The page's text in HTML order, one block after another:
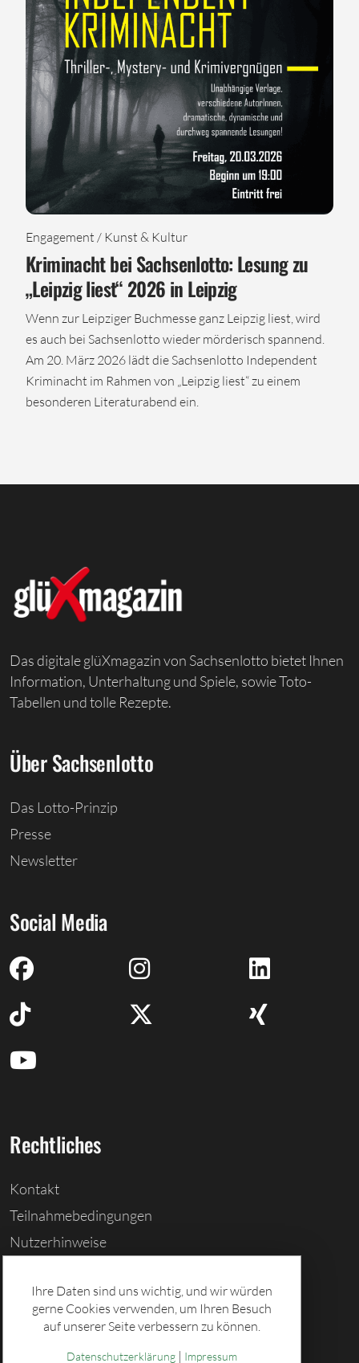
Engagement / Kunst & Kultur
Kriminacht bei Sachsenlotto: Lesung zu
„Leipzig liest“ 2026 in Leipzig
Wenn zur Leipziger Buchmesse ganz Leipzig liest, wird
es auch bei Sachsenlotto wieder mörderisch spannend.
Am 20. März 2026 lädt die Sachsenlotto Independent
Kriminacht im Rahmen von „Leipzig liest“ zu einem
besonderen Literaturabend ein.
Das digitale glüXmagazin von Sachsenlotto bietet Ihnen
Information, Unterhaltung und Spiele, sowie Toto-
Tabellen und tolle Rezepte.
Über Sachsenlotto
Das Lotto-Prinzip
Presse
Newsletter
Social Media
Rechtliches
Kontakt
Teilnahmebedingungen
Nutzerhinweise
Cookies löschen
Datenschutz
Ihre Daten sind uns wichtig, und wir würden
gerne Cookies verwenden, um Ihren Besuch
auf unserer Seite verbessern zu können.
Datenschutzerklärung| Impressum